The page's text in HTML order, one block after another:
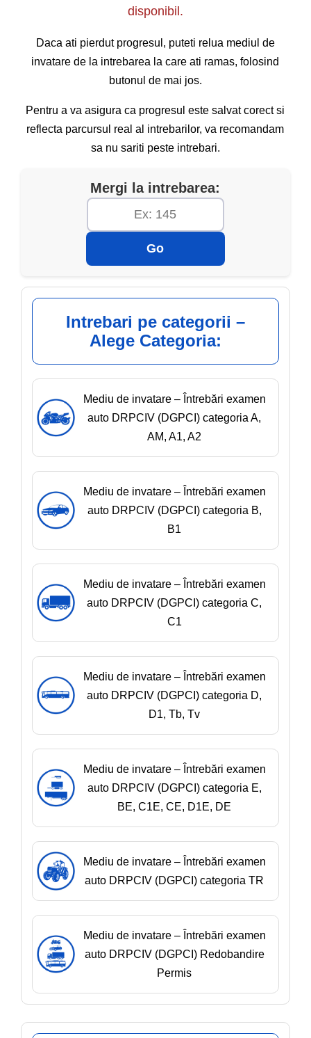
disponibil.
Daca ati pierdut progresul, puteti relua mediul de
invatare de la intrebarea la care ati ramas, folosind
butonul de mai jos.
Pentru a va asigura ca progresul este salvat corect si
reflecta parcursul real al intrebarilor, va recomandam
sa nu sariti peste intrebari.
Mergi la intrebarea:
Go
Intrebari pe categorii –
Alege Categoria:
Mediu de invatare – Întrebări examen
auto DRPCIV (DGPCI) categoria A,
AM, A1, A2
Mediu de invatare – Întrebări examen
auto DRPCIV (DGPCI) categoria B,
B1
Mediu de invatare – Întrebări examen
auto DRPCIV (DGPCI) categoria C,
C1
Mediu de invatare – Întrebări examen
auto DRPCIV (DGPCI) categoria D,
D1, Tb, Tv
Mediu de invatare – Întrebări examen
auto DRPCIV (DGPCI) categoria E,
BE, C1E, CE, D1E, DE
Mediu de invatare – Întrebări examen
auto DRPCIV (DGPCI) categoria TR
Mediu de invatare – Întrebări examen
auto DRPCIV (DGPCI) Redobandire
Permis